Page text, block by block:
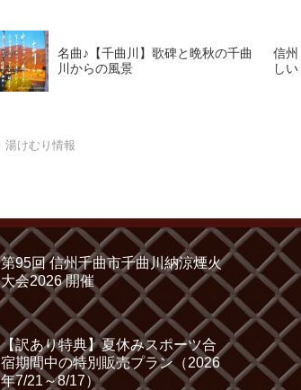
名曲♪【千曲川】歌碑と晩秋の千曲
川からの風景
信州
し
湯けむり情報
第95回 信州千曲市千曲川納涼煙火
大会2026 開催
【訳あり特典】夏休みスポーツ合
宿期間中の特別販売プラン（2026
年7/21～8/17）